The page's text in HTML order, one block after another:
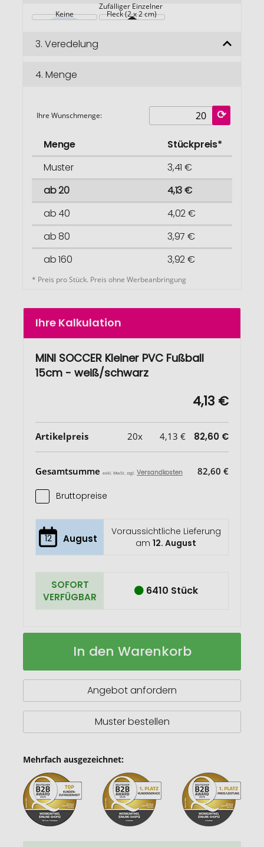
Keine
Zufälliger Einzelner
Fleck (2 x 2 cm)
3. Veredelung
4. Menge
Ihre Wunschmenge:
Menge
Stückpreis*
Muster
3,41 €
ab 20
4,13 €
ab 40
4,02 €
ab 80
3,97 €
ab 160
3,92 €
* Preis pro Stück. Preis ohne Werbeanbringung
Ihre Kalkulation
MINI SOCCER Kleiner PVC Fußball
15cm - weiß/schwarz
4,13 €
Artikelpreis 20x 4,13 € 82,60 €
Gesamtsumme exkl. MwSt. zzgl. Versandkosten 82,60 €
Bruttopreise
12 August
Voraussichtliche Lieferung
am12. August
SOFORT
VERFÜGBAR
6410 Stück
MINI
PVC
Auf
In den Warenkorb
Angebot anfordern
Muster bestellen
Mehrfach ausgezeichnet: